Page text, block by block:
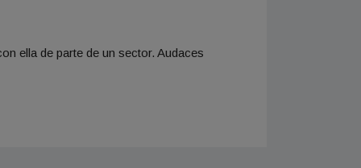
ella de parte de un sector. Audaces